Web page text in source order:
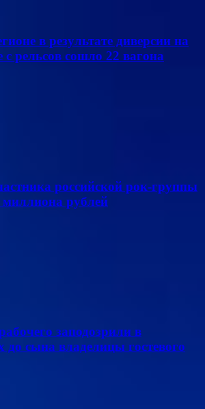
в результате диверсии на
с рельсов сошло 22 вагона
российской рок-группы
рублей
заподозрили в
до сына владелицы гостевого